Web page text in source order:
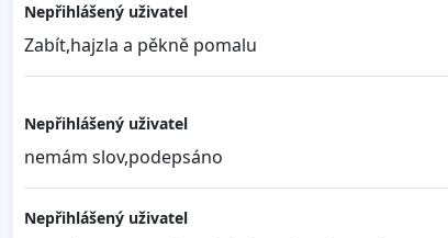
Nepřihlášený uživatel
Zabít,hajzla a pěkně pomalu
Nepřihlášený uživatel
nemám slov,podepsáno
Nepřihlášený uživatel